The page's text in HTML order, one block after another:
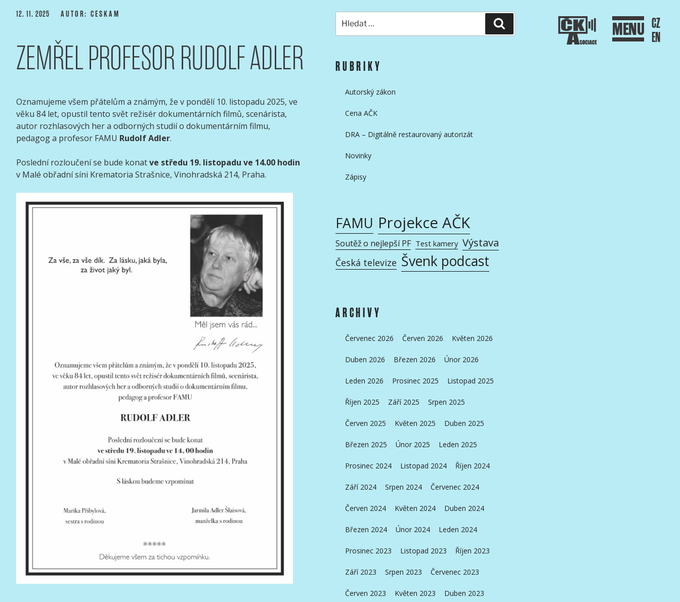
Přejít
webu
MENU CZ
EN
ASOCIACE ČESKÝCH KAMERAMANŮ
webový portál Asociace českých kameramanů
PUBLIKOVÁNO
12. 11. 2025 AUTOR: CESKAM
ZEMŘEL PROFESOR RUDOLF ADLER
Oznamujeme všem přátelům a známým, že v pondělí 10. listopadu 2025, ve
věku 84 let, opustil tento svět režisér dokumentárních filmů, scenárista,
autor rozhlasových her a odborných studií o dokumentárním filmu,
pedagog a profesor FAMU Rudolf Adler.
Poslední rozloučení se bude konatve středu 19. listopadu ve 14.00 hodin
v Malé obřadní síni Krematoria Strašnice, Vinohradská 214, Praha.
RUBRIKY
Autorský zákon
Cena AČK
DRA – Digitálně restaurovaný autorizát
Novinky
Zápisy
FAMU Projekce AČK
Soutěž o nejlepší PF Test kamery Výstava
Česká televize Švenk podcast
ARCHIVY
Červenec 2026 Červen 2026 Květen 2026
Duben 2026 Březen 2026 Únor 2026
Leden 2026 Prosinec 2025 Listopad 2025
Říjen 2025 Září 2025 Srpen 2025
Červen 2025 Květen 2025 Duben 2025
Březen 2025 Únor 2025 Leden 2025
Prosinec 2024 Listopad 2024 Říjen 2024
Září 2024 Srpen 2024 Červenec 2024
Červen 2024 Květen 2024 Duben 2024
Březen 2024 Únor 2024 Leden 2024
Prosinec 2023 Listopad 2023 Říjen 2023
Září 2023 Srpen 2023 Červenec 2023
Červen 2023 Květen 2023 Duben 2023